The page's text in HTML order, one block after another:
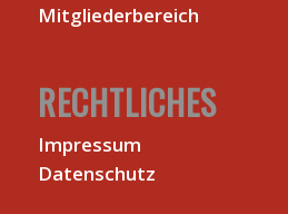
Mitgliederbereich
RECHTLICHES
Impressum
Datenschutz